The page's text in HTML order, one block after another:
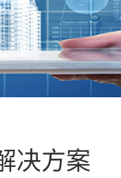
决方案